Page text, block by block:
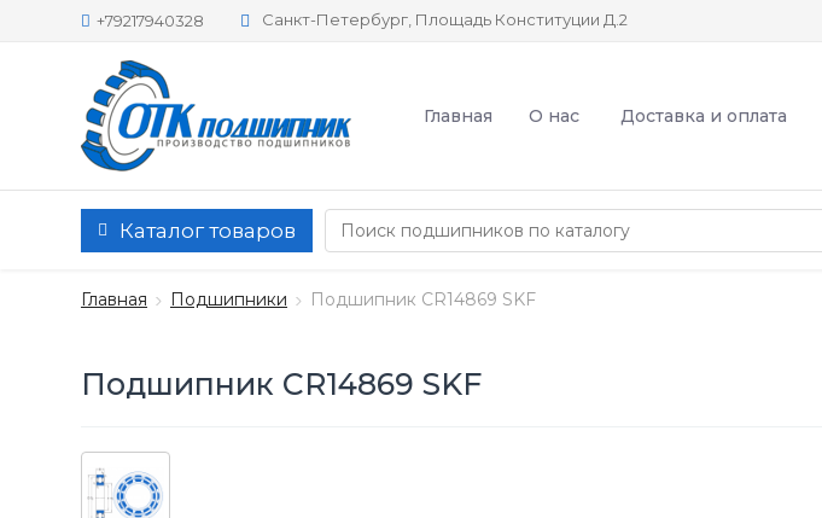
+79217940328 Санкт-Петербург, Площадь Конституции Д.2
Главная О нас Доставка и оплата
Каталог товаров
Главная Подшипники Подшипник CR14869 SKF
Подшипник CR14869 SKF